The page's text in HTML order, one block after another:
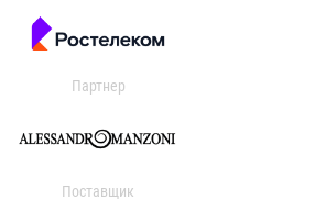
Партнер
Поставщик